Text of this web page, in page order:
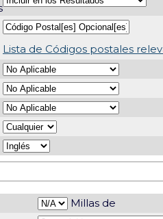
Lista de Códigos postales
Millas de